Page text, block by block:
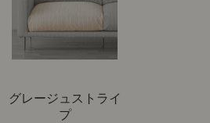
グレージュストライ
プ